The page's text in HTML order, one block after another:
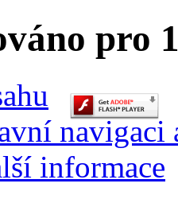
pro
navigaci
informace